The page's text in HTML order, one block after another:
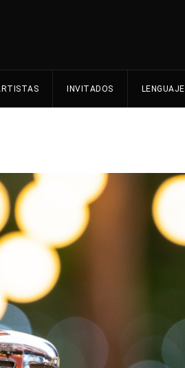
INVITADOS LENGUAJE